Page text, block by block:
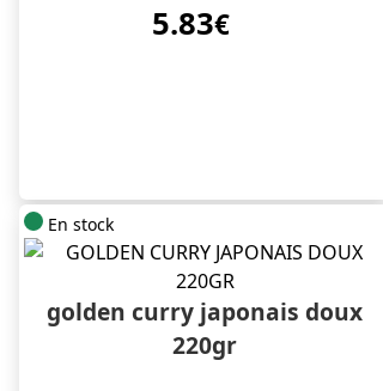
5.83€
En stock
golden curry japonais doux
220gr